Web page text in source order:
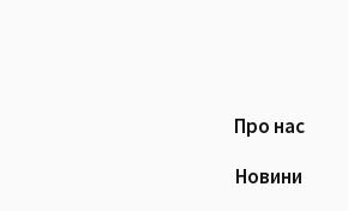
Про нас
Новини